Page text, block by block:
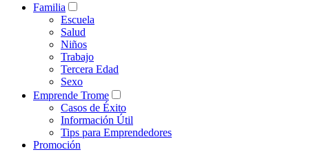
Familia
Escuela
Salud
Niños
Trabajo
Tercera Edad
Sexo
Emprende Trome
Casos de Éxito
Información Útil
Tips para Emprendedores
Promoción